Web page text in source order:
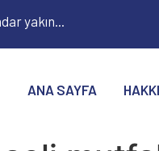
yakın...
ANA SAYFA